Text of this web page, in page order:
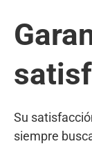
Su
siempre